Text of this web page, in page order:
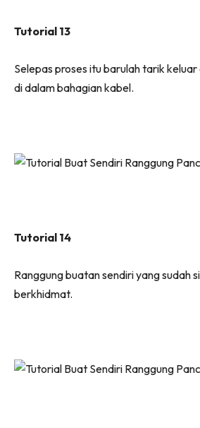
Tutorial 13
Selepas proses itu barulah tarik
di dalam bahagian kabel.
Tutorial 14
Ranggung buatan sendiri yang sudah
berkhidmat.